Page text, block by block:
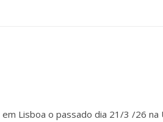
Lisboa o passado dia 21/3 /26 na